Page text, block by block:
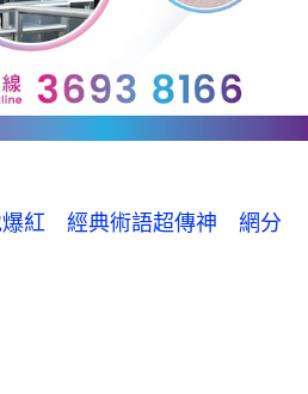
爆紅 經典術語超傳神 網分